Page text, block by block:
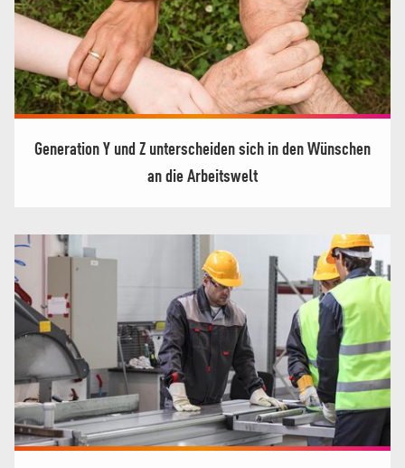
Generation Y und Z unterscheiden sich in den Wünschen
an die Arbeitswelt